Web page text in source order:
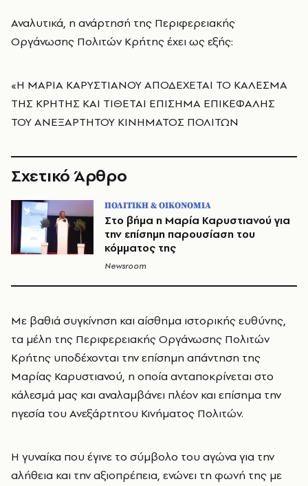
Αναλυτικά, η ανάρτησή της Περιφερειακής
Οργάνωσης Πολιτών Κρήτης έχει ως εξής:
«Η ΜΑΡΙΑ ΚΑΡΥΣΤΙΑΝΟΥ ΑΠΟΔΕΧΕΤΑΙ ΤΟ ΚΑΛΕΣΜΑ
ΤΗΣ ΚΡΗΤΗΣ ΚΑΙ ΤΙΘΕΤΑΙ ΕΠΙΣΗΜΑ ΕΠΙΚΕΦΑΛΗΣ
ΤΟΥ ΑΝΕΞΑΡΤΗΤΟΥ ΚΙΝΗΜΑΤΟΣ ΠΟΛΙΤΩΝ
Σχετικό Άρθρο
ΠΟΛΙΤΙΚΗ & ΟΙΚΟΝΟΜΙΑ
Στο βήμα η Μαρία Καρυστιανού για
την επίσημη παρουσίαση του
κόμματος της
Newsroom
Με βαθιά συγκίνηση και αίσθημα ιστορικής ευθύνης,
τα μέλη της Περιφερειακής Οργάνωσης Πολιτών
Κρήτης υποδέχονται την επίσημη απάντηση της
Μαρίας Καρυστιανού, η οποία ανταποκρίνεται στο
κάλεσμά μας και αναλαμβάνει πλέον και επίσημα την
ηγεσία του Ανεξάρτητου Κινήματος Πολιτών.
Η γυναίκα που έγινε το σύμβολο του αγώνα για την
αλήθεια και την αξιοπρέπεια, ενώνει τη φωνή της με